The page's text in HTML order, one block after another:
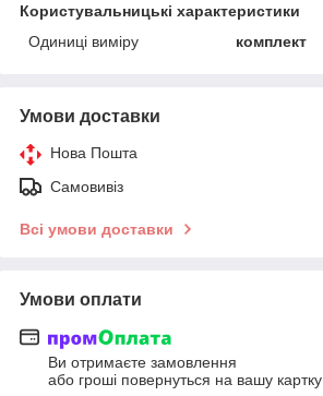
Користувальницькі характеристики
Одиниці виміру
комплект
Умови доставки
Нова Пошта
Самовивіз
Всі умови доставки
Умови оплати
Ви отримаєте замовлення
або гроші повернуться на вашу картку